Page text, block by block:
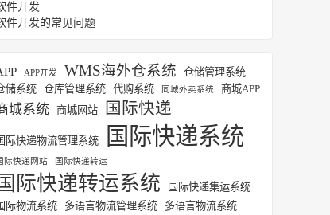
件开发
件开发的常见问题
APP开发 WMS海外仓系统
仓储管理系统
储系统 仓库管理系统 代购系统 同城外卖系统 商城APP
城系统 商城网站 国际快递
际快递物流管理系统 国际快递系统
际快递网站 国际快递转运
际快递转运系统
国际快递集运系统
际物流系统
多语言物流管理系统
多语言物流系统